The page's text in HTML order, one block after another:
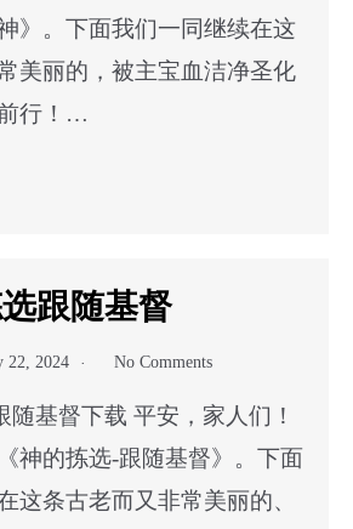
》。下面我们一同继续在这
美丽的，被主宝血洁净圣化
行！…
跟随基督
22, 2024 No Comments
随基督下载 平安，家人们！
神的拣选-跟随基督》。下面
这条古老而又非常美丽的、